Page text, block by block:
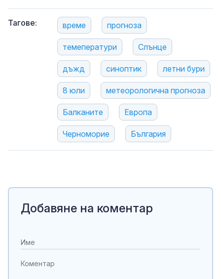
Тагове: време прогноза
темеператури Слънце
дъжд синоптик летни бури
8 юли метеорологична прогноза
Балканите Европа
Черноморие България
Добавяне на коментар